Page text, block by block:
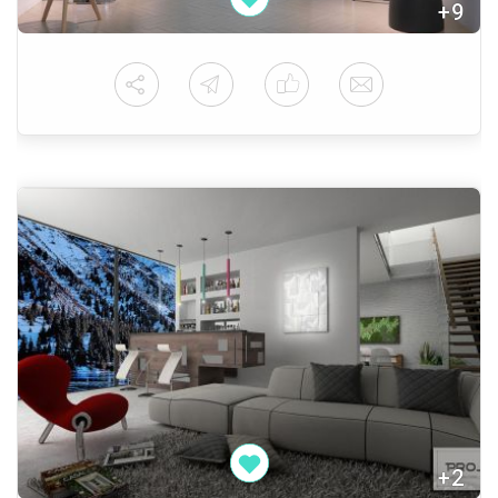
+9
+2